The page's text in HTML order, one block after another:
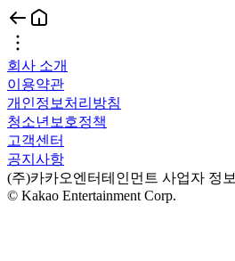
회사 소개
이용약관
개인정보처리방침
청소년보호정책
고객센터
공지사항
(주)카카오엔터테인먼트 사업자 정보
© Kakao Entertainment Corp.